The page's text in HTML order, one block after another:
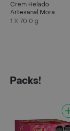
Crem Helado
Artesanal Mora
1 X 70.0 g
Packs!